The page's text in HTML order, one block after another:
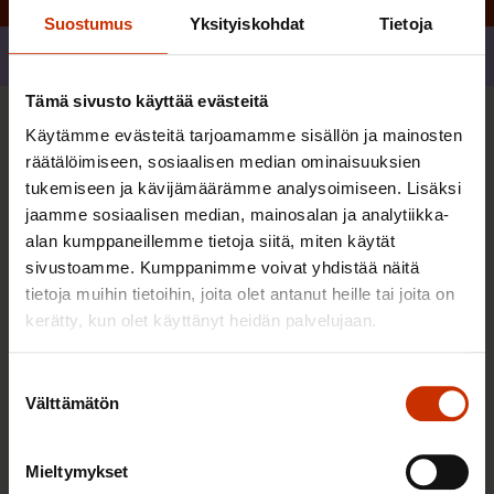
Suostumus Yksityiskohdat Tietoja
Tämä sivusto käyttää evästeitä
Käytämme evästeitä tarjoamamme sisällön ja mainosten
räätälöimiseen, sosiaalisen median ominaisuuksien
tukemiseen ja kävijämäärämme analysoimiseen. Lisäksi
jaamme sosiaalisen median, mainosalan ja analytiikka-
alan kumppaneillemme tietoja siitä, miten käytät
sivustoamme. Kumppanimme voivat yhdistää näitä
tietoja muihin tietoihin, joita olet antanut heille tai joita on
kerätty, kun olet käyttänyt heidän palvelujaan.
valinta
Välttämätön
Mieltymykset
Jaa
Sinua saattaa myös kiinnostaa